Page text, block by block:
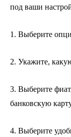
под ваши
1. Выберите
2. Укажите,
3. Выберите
банковскую
4. Выберите